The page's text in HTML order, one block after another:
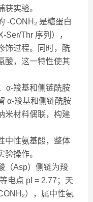
实验。
-CONH₂ 是糖蛋白
Ser/Thr 序列），
饰过程。同时，酰
酸，这一特性使其
α-羧基和侧链酰胺
α-羧基和侧链酰胺
米材料偶联，构建
中性氨基酸，整体
操作。
（Asp）侧链为羧
电点 pI = 2.77；天
），属中性氨